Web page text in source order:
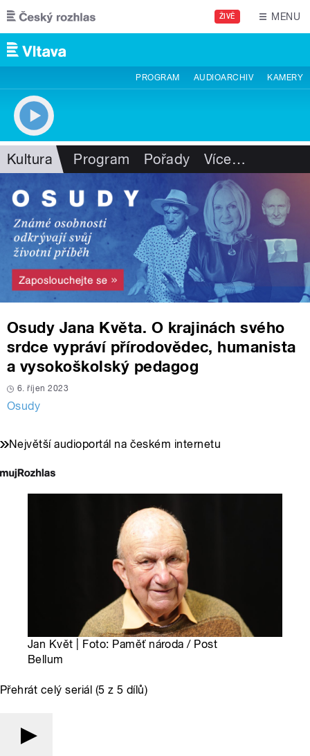
Přejít k hlavnímu obsahu
ŽIVĚ MENU
PROGRAM AUDIOARCHIV KAMERY
Kultura Program Pořady Více…
Osudy Jana Květa. O krajinách svého
srdce vypráví přírodovědec, humanista
a vysokoškolský pedagog
6. říjen 2023
Osudy
Největší audioportál na českém internetu
Jan Květ | Foto: Paměť národa / Post
Bellum
Přehrát celý seriál (5 z 5 dílů)